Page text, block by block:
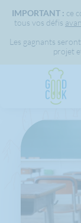
IMPORTANT : ce
tous vos défis
Les gagnants
projet